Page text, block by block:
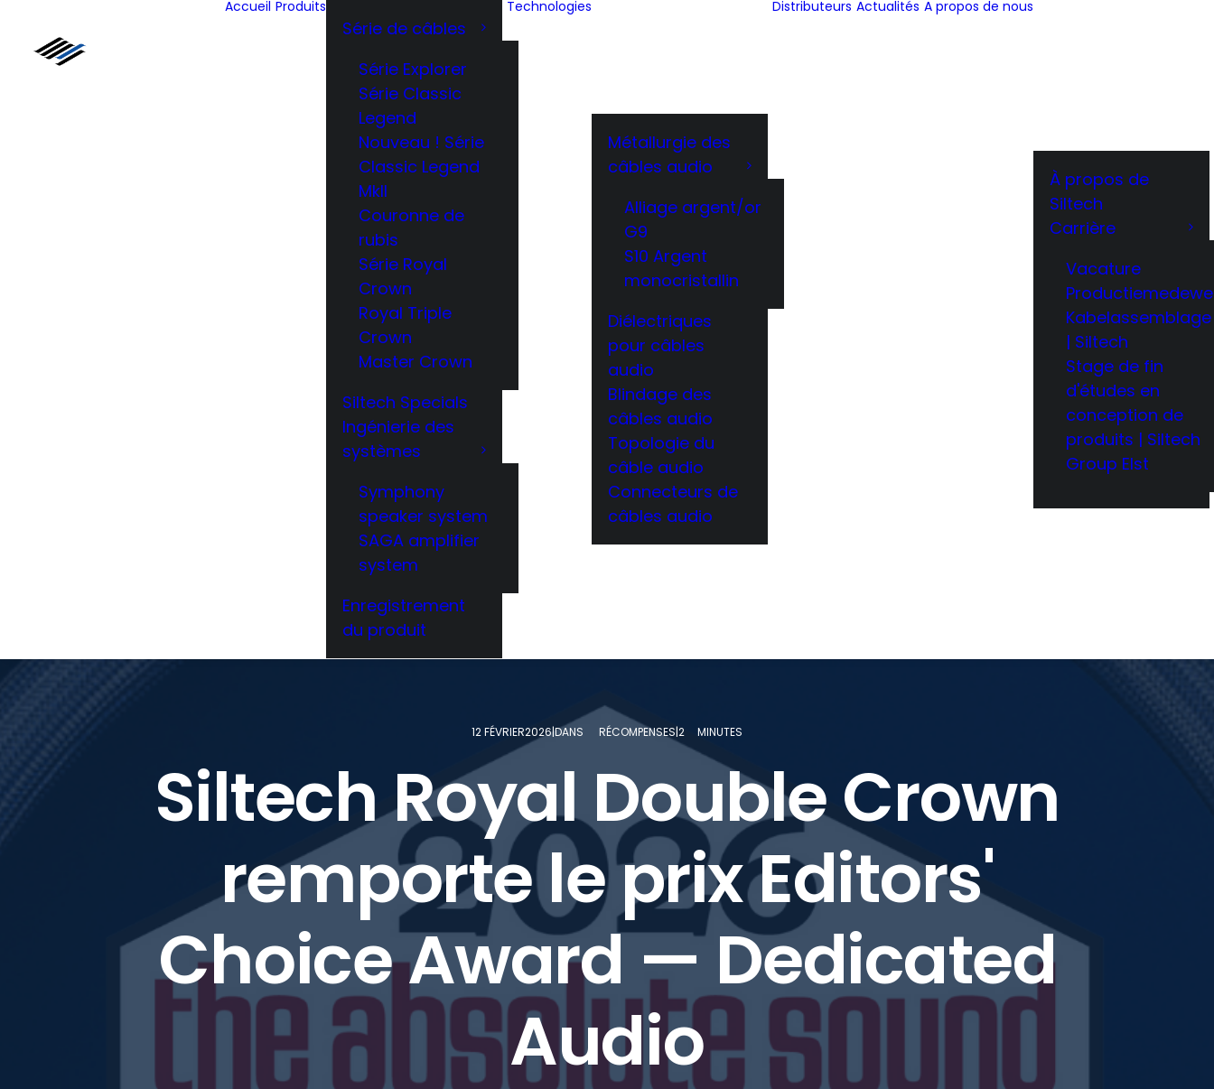
Accueil Produits
Série de câbles
Série Explorer
Série Classic
Legend
Nouveau ! Série
Classic Legend
MkII
Couronne de
rubis
Série Royal
Crown
Royal Triple
Crown
Master Crown
Siltech Specials
Ingénierie des
systèmes
Symphony
speaker system
SAGA amplifier
system
Enregistrement
du produit
Technologies
Métallurgie des
câbles audio
Alliage argent/or
G9
S10 Argent
monocristallin
Diélectriques
pour câbles
audio
Blindage des
câbles audio
Topologie du
câble audio
Connecteurs de
câbles audio
Distributeurs Actualités A propos de nous
À propos de
Siltech
Carrière
Vacature
Kabelassemblage
| Siltech
Stage de fin
d'études en
conception de
produits | Siltech
Group Elst
12 FÉVRIER2026|DANS RÉCOMPENSES|2 MINUTES
Siltech Royal Double Crown
remporte le prix Editors'
Choice Award — Dedicated
Audio